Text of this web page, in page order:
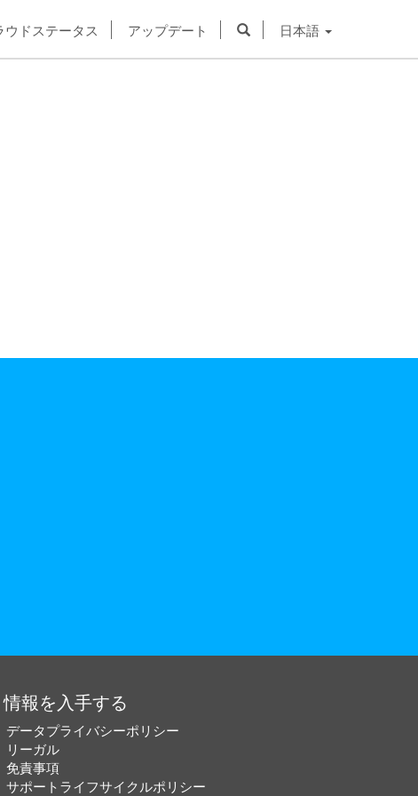
ウドステータス アップデート 日本語
情報を入手する
データプライバシーポリシー
リーガル
免責事項
サポートライフサイクルポリシー